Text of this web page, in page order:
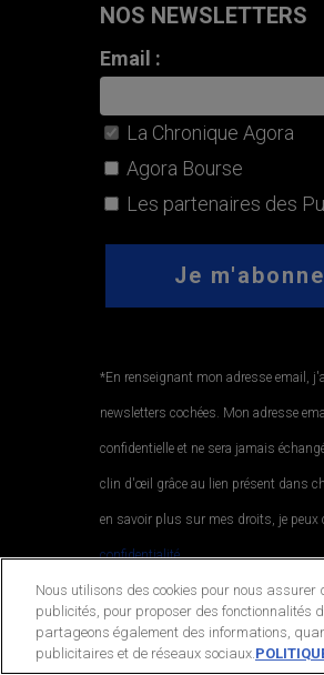
NOS NEWSLETTERS
Email :
La Chronique Agora
Agora Bourse
Les partenaires des
*En renseignant mon adresse email,
newsletters cochées. Mon adresse
confidentielle et ne sera jamais
clin d'œil grâce au lien présent dans
en savoir plus sur mes droits, je peux
confidentialité..
© 2026 Publications Agora. All
Nous utilisons des cookies pour nous assurer
publicités, pour proposer des fonctionnalités
partageons également des informations,
publicitaires et de réseaux sociaux.